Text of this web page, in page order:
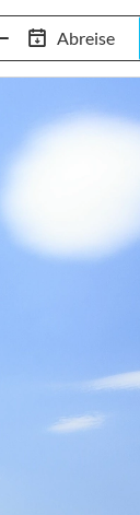
Abreise
20+ Jahre